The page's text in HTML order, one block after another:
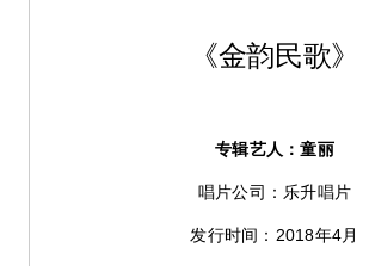
《金韵民歌》
专辑艺人：童丽
唱片公司：乐升唱片
发行时间：2018年4月